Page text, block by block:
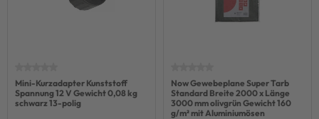
Mini-Kurzadapter Kunststoff
Spannung 12 V Gewicht 0,08 kg
schwarz 13-polig
Now Gewebeplane Super Tarb
Standard Breite 2000 x Länge
3000 mm olivgrün Gewicht 160
g/m² mit Aluminiumösen